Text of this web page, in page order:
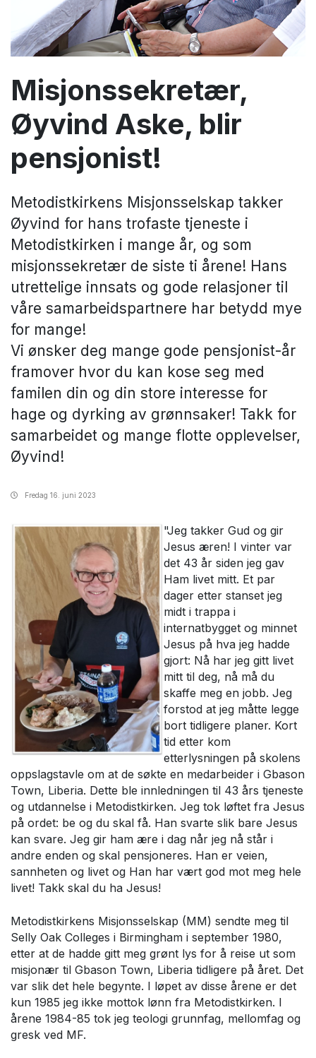
Misjonssekretær,
Øyvind Aske, blir
pensjonist!
Metodistkirkens Misjonsselskap takker
Øyvind for hans trofaste tjeneste i
Metodistkirken i mange år, og som
misjonssekretær de siste ti årene! Hans
utrettelige innsats og gode relasjoner til
våre samarbeidspartnere har betydd mye
for mange!
Vi ønsker deg mange gode pensjonist-år
framover hvor du kan kose seg med
familen din og din store interesse for
hage og dyrking av grønnsaker! Takk for
samarbeidet og mange flotte opplevelser,
Øyvind!
Fredag 16. juni 2023
"Jeg takker Gud og gir
Jesus æren! I vinter var
det 43 år siden jeg gav
Ham livet mitt. Et par
dager etter stanset jeg
midt i trappa i
internatbygget og minnet
Jesus på hva jeg hadde
gjort: Nå har jeg gitt livet
mitt til deg, nå må du
skaffe meg en jobb. Jeg
forstod at jeg måtte legge
bort tidligere planer. Kort
tid etter kom
etterlysningen på skolens
oppslagstavle om at de søkte en medarbeider i Gbason
Town, Liberia. Dette ble innledningen til 43 års tjeneste
og utdannelse i Metodistkirken. Jeg tok løftet fra Jesus
på ordet: be og du skal få. Han svarte slik bare Jesus
kan svare. Jeg gir ham ære i dag når jeg nå står i
andre enden og skal pensjoneres. Han er veien,
sannheten og livet og Han har vært god mot meg hele
livet! Takk skal du ha Jesus!
Metodistkirkens Misjonsselskap (MM) sendte meg til
Selly Oak Colleges i Birmingham i september 1980,
etter at de hadde gitt meg grønt lys for å reise ut som
misjonær til Gbason Town, Liberia tidligere på året. Det
var slik det hele begynte. I løpet av disse årene er det
kun 1985 jeg ikke mottok lønn fra Metodistkirken. I
årene 1984-85 tok jeg teologi grunnfag, mellomfag og
gresk ved MF.